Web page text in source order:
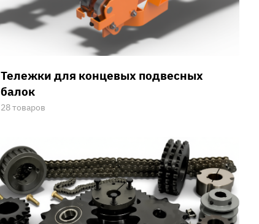
Тележки для концевых подвесных
балок
28 товаров